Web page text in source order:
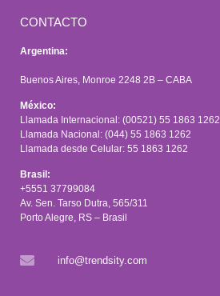
CONTACTO
Argentina:
Buenos Aires, Monroe 2248 2B – CABA
México:
Llamada Internacional: (00521) 55 1863 1262
Llamada Nacional: (044) 55 1863 1262
Llamada desde Celular: 55 1863 1262
Brasil:
+5551 37799084
Av. Sen. Tarso Dutra, 565/311
Porto Alegre, RS – Brasil
info@trendsity.com